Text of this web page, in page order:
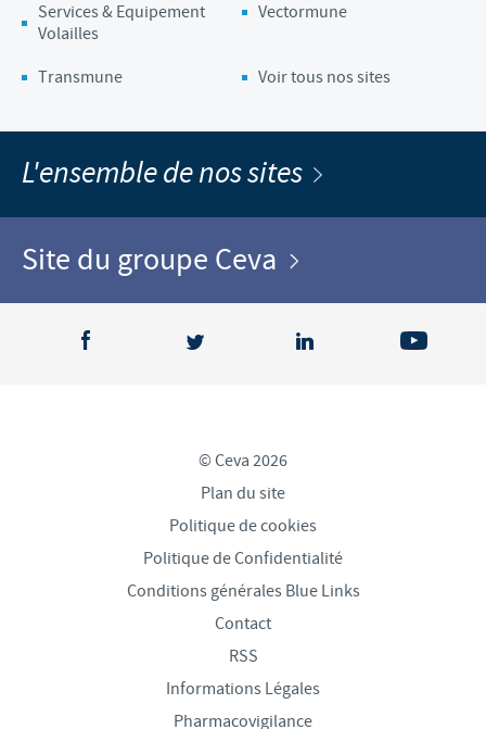
Services & Equipement
Volailles
Vectormune
Transmune Voir tous nos sites
L'ensemble de nos sites
Site du groupe Ceva
© Ceva 2026
Plan du site
Politique de cookies
Politique de Confidentialité
Conditions générales Blue Links
Contact
RSS
Informations Légales
Pharmacovigilance